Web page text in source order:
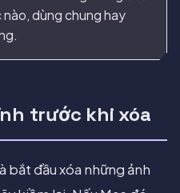
nào, dùng chung hay
trước khi xóa
bắt đầu xóa những ảnh